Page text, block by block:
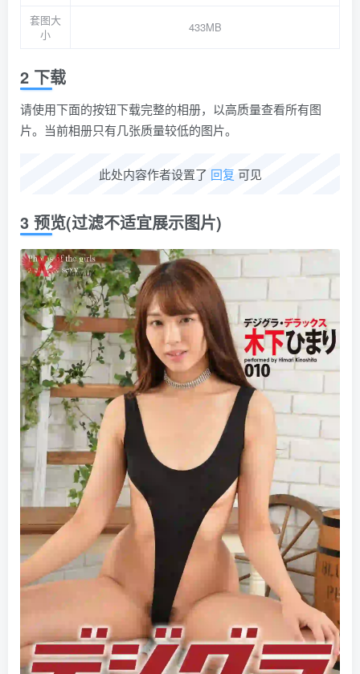
套图大
小
433MB
2 下载
请使用下面的按钮下载完整的相册，以高质量查看所有图
片。当前相册只有几张质量较低的图片。
此处内容作者设置了 回复 可见
3 预览(过滤不适宜展示图片)